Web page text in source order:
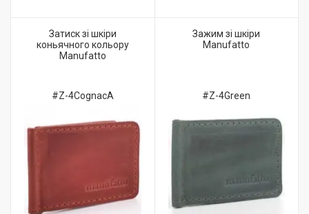
Затиск зі шкіри
коньячного кольору
Manufatto
#Z-4CognacA
Зажим зі шкіри
Manufatto
#Z-4Green